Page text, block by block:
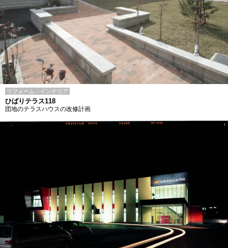
リフォーム・インテリア
ひばりテラス118
団地のテラスハウスの改修計画